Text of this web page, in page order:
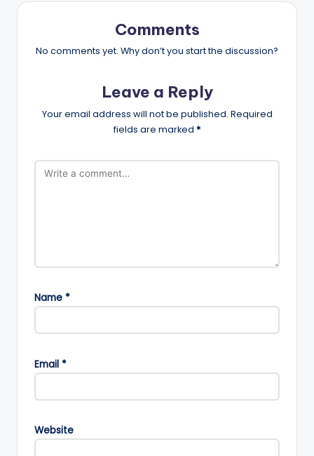
Comments
No comments yet. Why don’t you start the discussion?
Leave a Reply
Your email address will not be published. Required
fields are marked *
Name *
Email *
Website